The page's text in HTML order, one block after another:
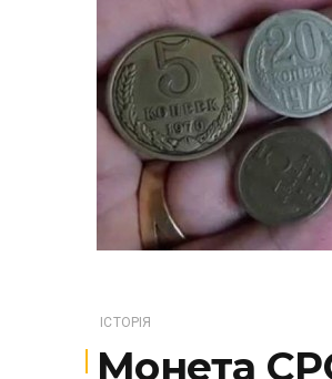
ІСТОРІЯ
Монета